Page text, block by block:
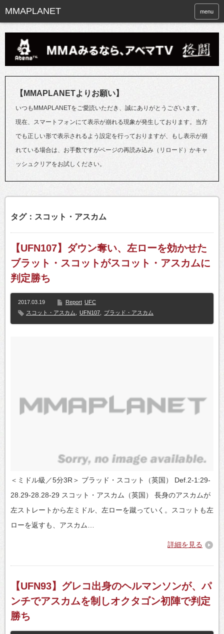
menu
【MMAPLANETよりお願い】
いつもMMAPLANETをご愛読いただき、誠にありがとうございます。
現在、スマートフォンにて表示が崩れる現象が発生しております。当方
でも正しい形で表示されるよう設定を行っておりますが、もし表示が崩
れている場合は、お手数ですがページの再読み込み（リロード）かキャ
ッシュクリアをお試しください。
タグ：スコット・アスカム
【UFN107】ダウン奪い、左ローを効かせた
ブラット・スコットがスコット・アスカムに
判定勝ち
2017.03.19 Report UFC
スコット・アスカム
UFN107 ブラッド・アスカム
＜ミドル級／5分3R＞ ブラッド・スコット（英国） Def.2-1:29-
28.29-28.28-29 スコット・アスカム（英国） 長身のアスカムが
左ストレートから左ミドル、左ローを蹴っていく。スコットも左
ローを返すも、アスカム…
詳細を見る
【UFN93】グレコ出身のヘルマンソンが、パ
ンチでアスカムを制しオクタゴン初陣で判定
勝ち